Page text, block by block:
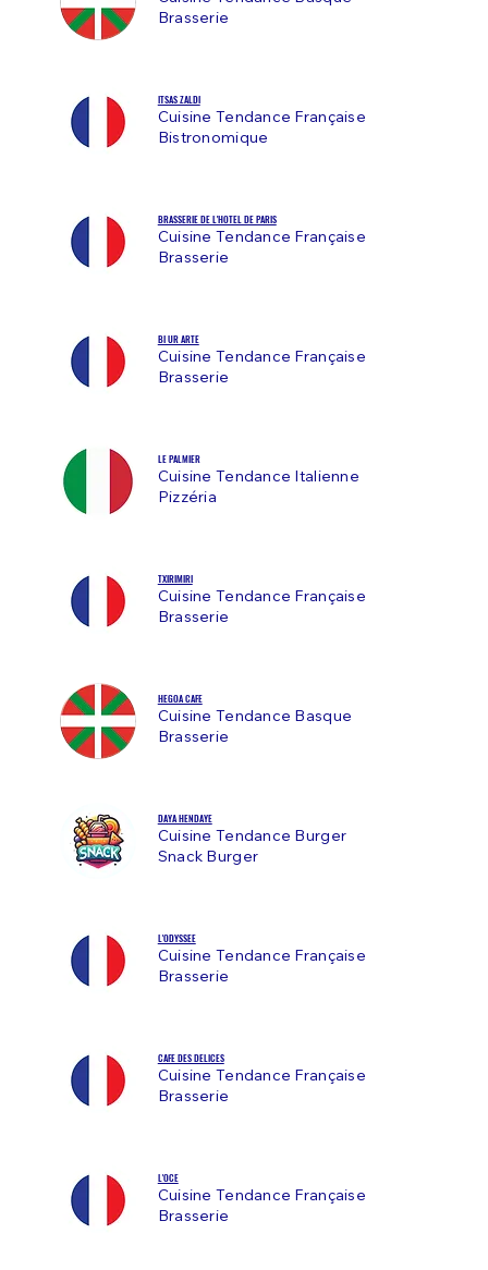
Brasserie
ITSAS ZALDI
Cuisine Tendance Française
Bistronomique
BRASSERIE DE L'HOTEL DE PARIS
Cuisine Tendance Française
Brasserie
BI UR ARTE
Cuisine Tendance Française
Brasserie
LE PALMIER
Cuisine Tendance Italienne
Pizzéria
TXIRIMIRI
Cuisine Tendance Française
Brasserie
HEGOA CAFE
Cuisine Tendance Basque
Brasserie
DAYA HENDAYE
Cuisine Tendance Burger
Snack Burger
L'ODYSSEE
Cuisine Tendance Française
Brasserie
CAFE DES DELICES
Cuisine Tendance Française
Brasserie
L'OCE
Cuisine Tendance Française
Brasserie